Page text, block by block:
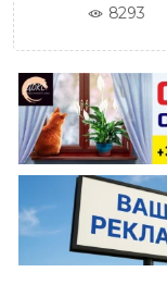
8293